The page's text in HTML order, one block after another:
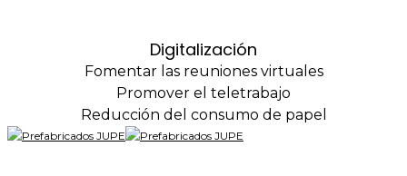
Digitalización
Fomentar las reuniones virtuales
Promover el teletrabajo
Reducción del consumo de papel